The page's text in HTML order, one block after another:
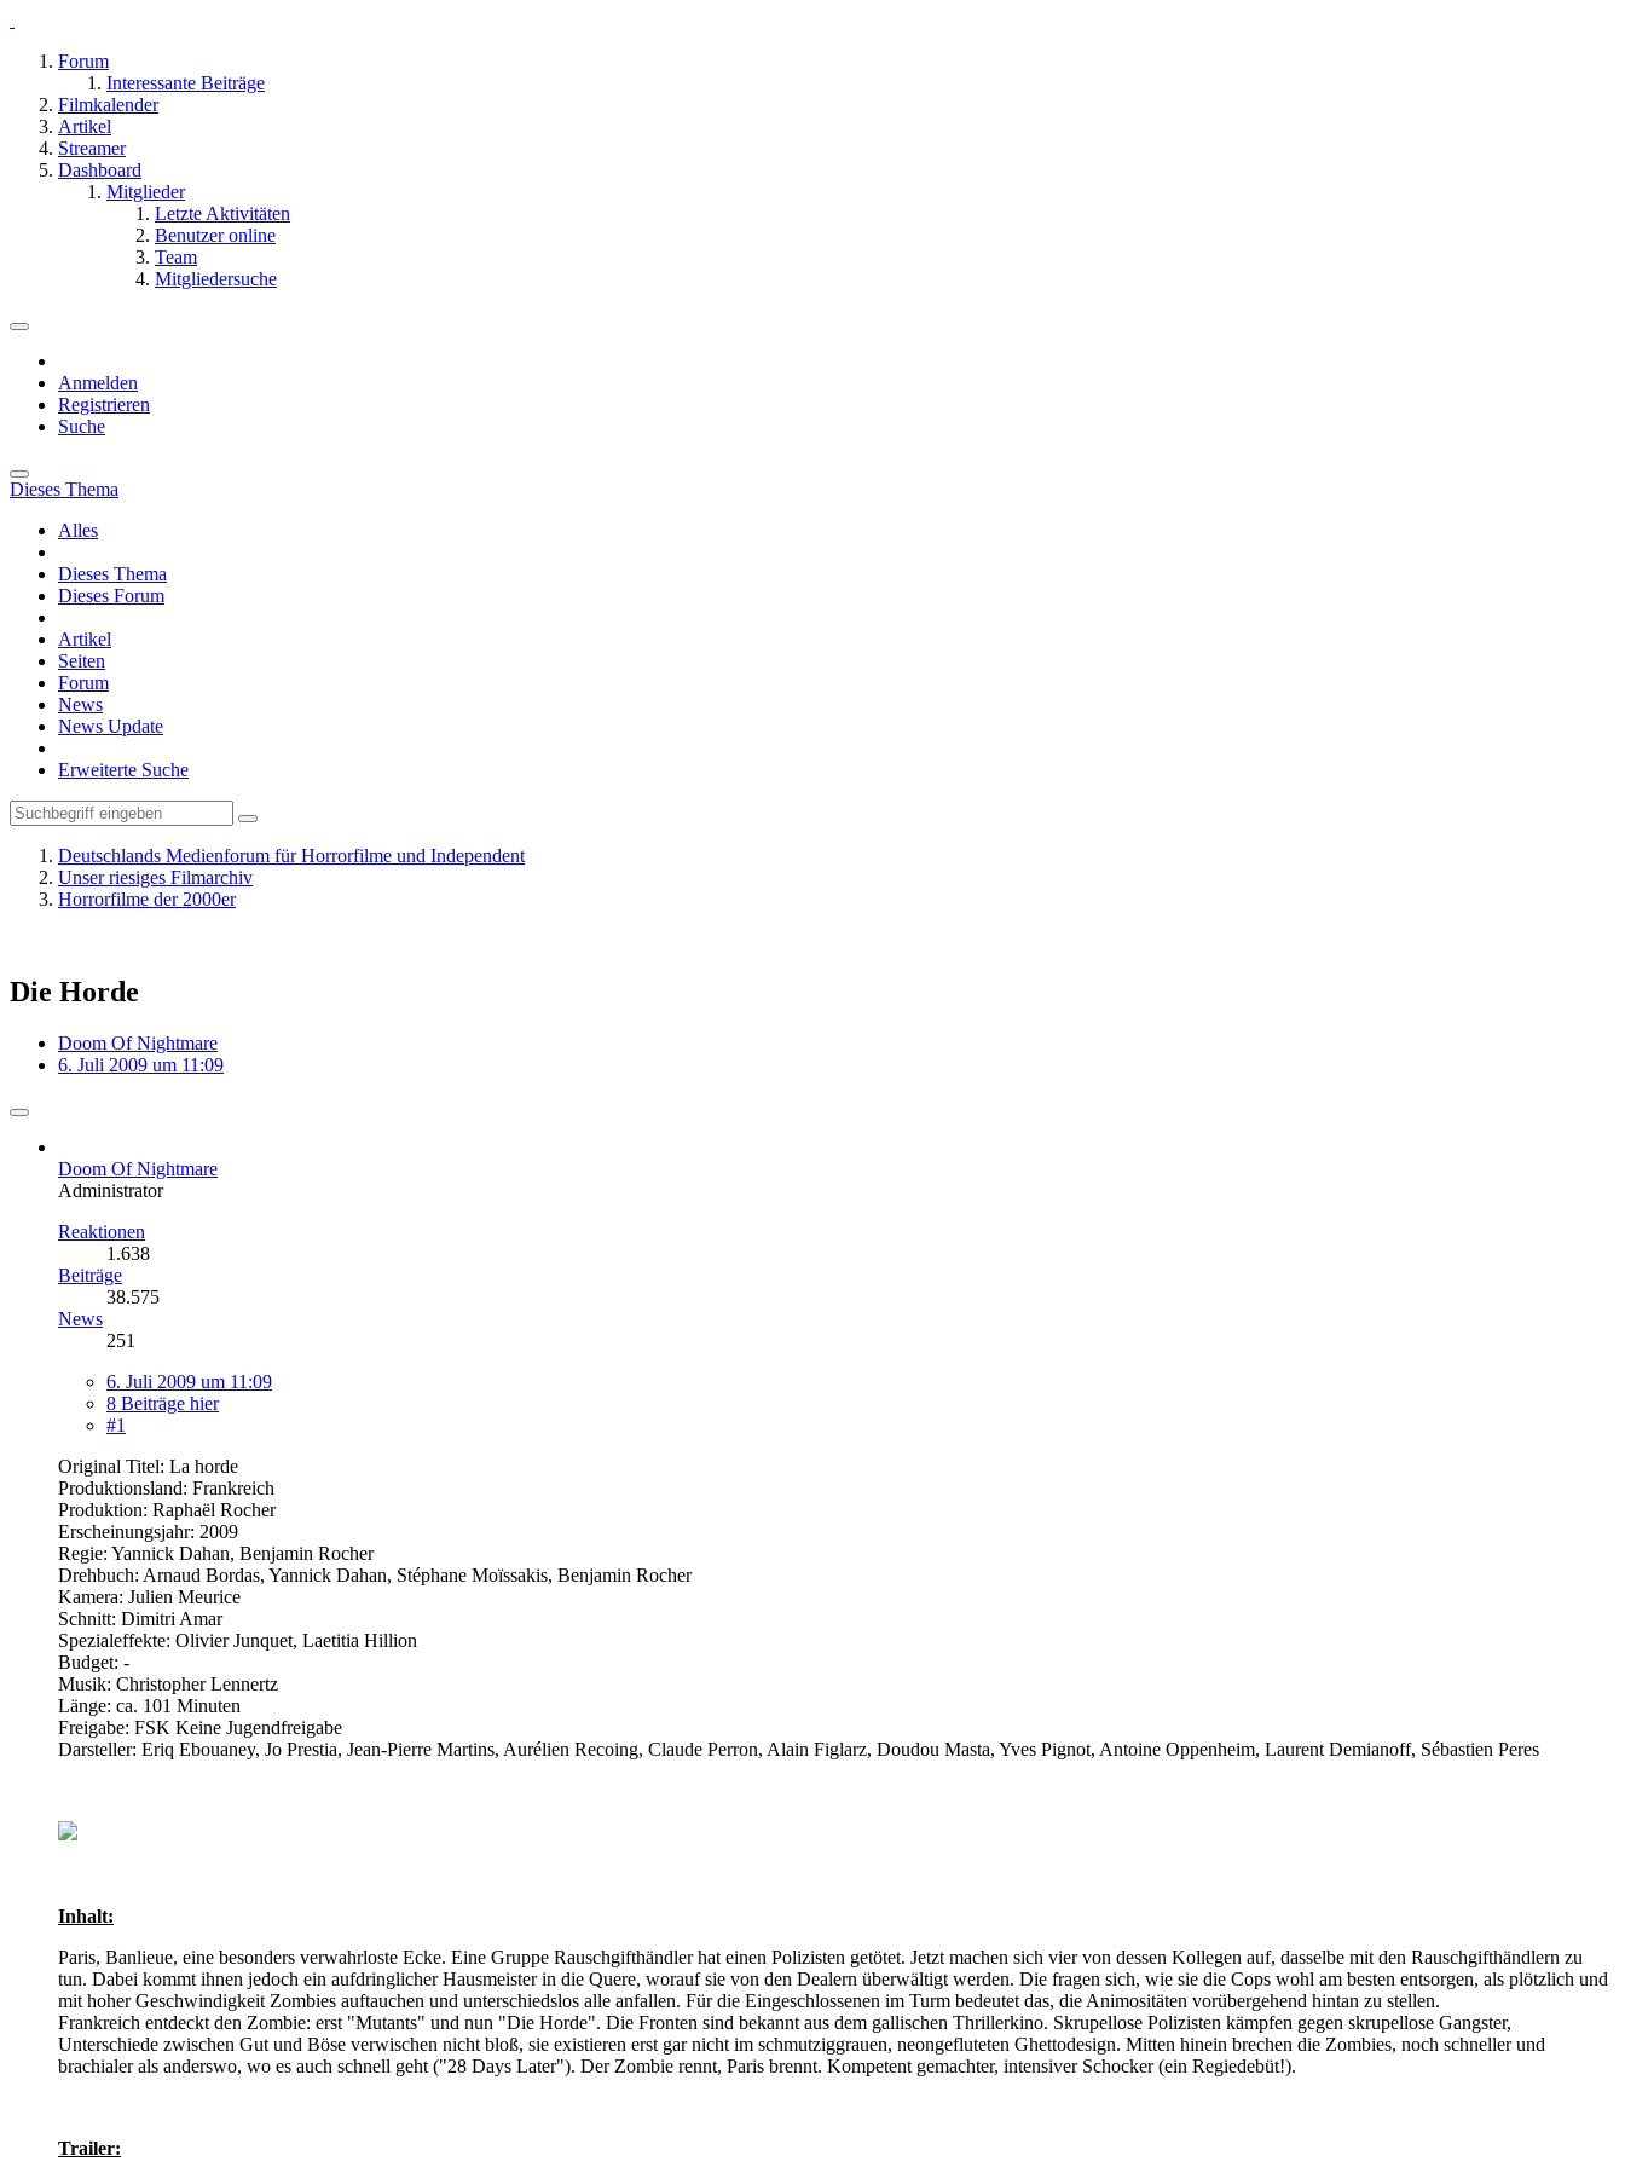
Forum
Interessante Beiträge
Filmkalender
Artikel
Streamer
Dashboard
Mitglieder
Letzte Aktivitäten
Benutzer online
Team
Mitgliedersuche
Anmelden
Registrieren
Suche
Dieses Thema
Alles
Dieses Thema
Dieses Forum
Artikel
Seiten
Forum
News
News Update
Erweiterte Suche
Deutschlands Medienforum für Horrorfilme und Independent
Unser riesiges Filmarchiv
Horrorfilme der 2000er
Die Horde
Doom Of Nightmare
6. Juli 2009 um 11:09
Doom Of Nightmare
Administrator
Reaktionen
1.638
Beiträge
38.575
News
251
6. Juli 2009 um 11:09
8 Beiträge hier
#1
Original Titel: La horde
Produktionsland: Frankreich
Produktion: Raphaël Rocher
Erscheinungsjahr: 2009
Regie: Yannick Dahan, Benjamin Rocher
Drehbuch: Arnaud Bordas, Yannick Dahan, Stéphane Moïssakis, Benjamin Rocher
Kamera: Julien Meurice
Schnitt: Dimitri Amar
Spezialeffekte: Olivier Junquet, Laetitia Hillion
Budget: -
Musik: Christopher Lennertz
Länge: ca. 101 Minuten
Freigabe: FSK Keine Jugendfreigabe
Darsteller: Eriq Ebouaney, Jo Prestia, Jean-Pierre Martins, Aurélien Recoing, Claude Perron, Alain Figlarz, Doudou Masta, Yves Pignot, Antoine Oppenheim, Laurent Demianoff, Sébastien Peres
Inhalt:
Paris, Banlieue, eine besonders verwahrloste Ecke. Eine Gruppe Rauschgifthändler hat einen Polizisten getötet. Jetzt machen sich vier von dessen Kollegen auf, dasselbe mit den Rauschgifthändlern zu
tun. Dabei kommt ihnen jedoch ein aufdringlicher Hausmeister in die Quere, worauf sie von den Dealern überwältigt werden. Die fragen sich, wie sie die Cops wohl am besten entsorgen, als plötzlich und
mit hoher Geschwindigkeit Zombies auftauchen und unterschiedslos alle anfallen. Für die Eingeschlossenen im Turm bedeutet das, die Animositäten vorübergehend hintan zu stellen.
Frankreich entdeckt den Zombie: erst "Mutants" und nun "Die Horde". Die Fronten sind bekannt aus dem gallischen Thrillerkino. Skrupellose Polizisten kämpfen gegen skrupellose Gangster,
Unterschiede zwischen Gut und Böse verwischen nicht bloß, sie existieren erst gar nicht im schmutziggrauen, neongefluteten Ghettodesign. Mitten hinein brechen die Zombies, noch schneller und
brachialer als anderswo, wo es auch schnell geht ("28 Days Later"). Der Zombie rennt, Paris brennt. Kompetent gemachter, intensiver Schocker (ein Regiedebüt!).
Trailer: